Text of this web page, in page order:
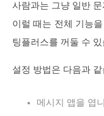
사람과는 그냥 일반
이럴 때는 전체 기능
팅플러스를 꺼둘 수 있
설정 방법은 다음과 같
메시지 앱을 엽